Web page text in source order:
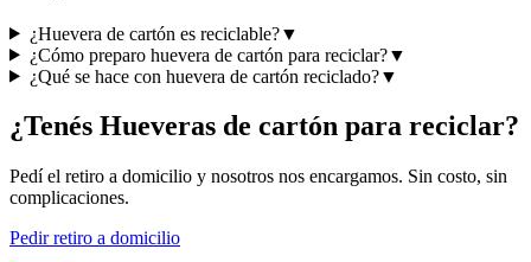
¿Huevera de cartón es reciclable?▼
¿Cómo preparo huevera de cartón para reciclar?▼
¿Qué se hace con huevera de cartón reciclado?▼
¿Tenés Hueveras de cartón para reciclar?
Pedí el retiro a domicilio y nosotros nos encargamos. Sin costo, sin
complicaciones.
Pedir retiro a domicilio